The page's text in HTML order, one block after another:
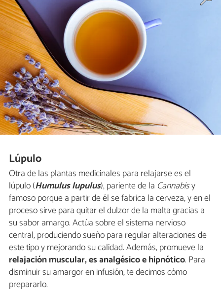
Lúpulo
Otra de las plantas medicinales para relajarse es el
lúpulo (Humulus lupulus), pariente de la Cannabisy
famoso porque a partir de él se fabrica la cerveza, y en el
proceso sirve para quitar el dulzor de la malta gracias a
su sabor amargo. Actúa sobre el sistema nervioso
central, produciendo sueño para regular alteraciones de
este tipo y mejorando su calidad. Además, promueve la
relajación muscular, es analgésico e hipnótico. Para
disminuir su amargor en infusión, te decimos cómo
prepararlo.